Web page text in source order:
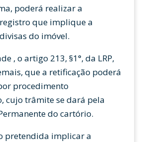
poderá realizar a
que implique a
do imóvel.
, o artigo 213, §1°, da LRP,
que a retificação poderá
procedimento
cujo trâmite se dará pela
do cartório.
pretendida implicar a